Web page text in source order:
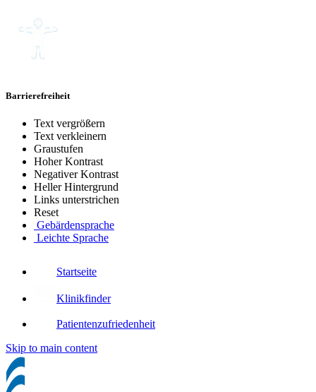
Barrierefreiheit
Text vergrößern
Text verkleinern
Graustufen
Hoher Kontrast
Negativer Kontrast
Heller Hintergrund
Links unterstrichen
Reset
Gebärdensprache
Leichte Sprache
Startseite
Klinikfinder
Patientenzufriedenheit
Skip to main content